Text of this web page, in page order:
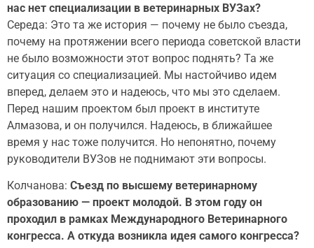
нас нет специализации в ветеринарных ВУЗах?
Середа: Это та же история — почему не было съезда,
почему на протяжении всего периода советской власти
не было возможности этот вопрос поднять? Та же
ситуация со специализацией. Мы настойчиво идем
вперед, делаем это и надеюсь, что мы это сделаем.
Перед нашим проектом был проект в институте
Алмазова, и он получился. Надеюсь, в ближайшее
время у нас тоже получится. Но непонятно, почему
руководители ВУЗов не поднимают эти вопросы.
Колчанова: Съезд по высшему ветеринарному
образованию — проект молодой. В этом году он
проходил в рамках Международного Ветеринарного
конгресса. А откуда возникла идея самого конгресса?